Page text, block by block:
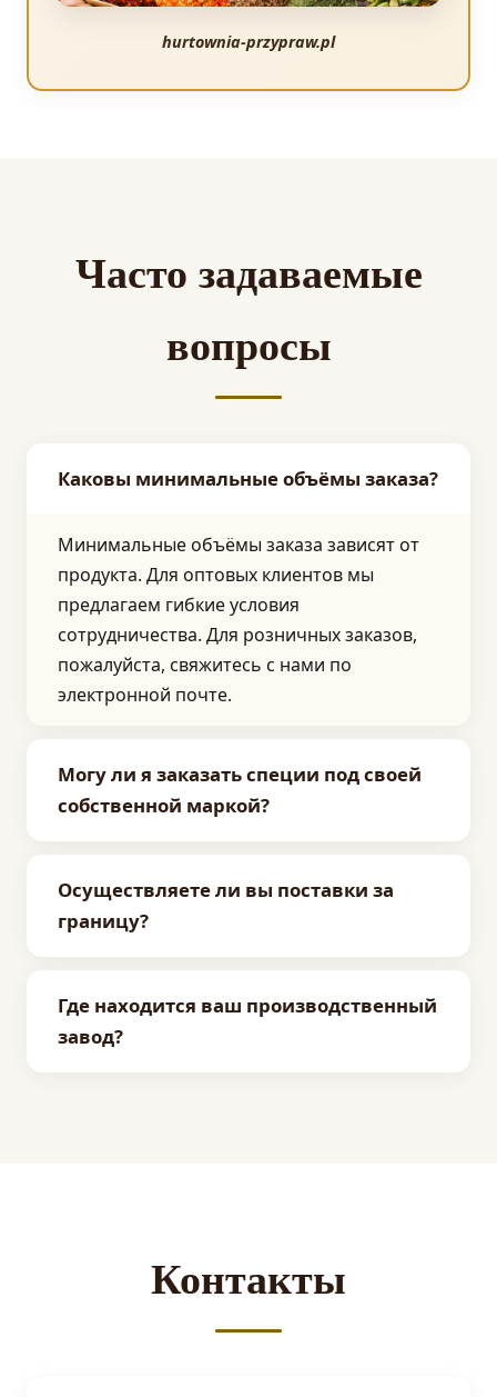
hurtownia-przypraw.pl
Часто задаваемые
вопросы
Каковы минимальные объёмы заказа?
Минимальные объёмы заказа зависят от
продукта. Для оптовых клиентов мы
предлагаем гибкие условия
сотрудничества. Для розничных заказов,
пожалуйста, свяжитесь с нами по
электронной почте.
Могу ли я заказать специи под своей
собственной маркой?
частной маркой. Просто предоставьте
дизайн этикетки или упаковки, и мы
позаботимся об остальном.
Осуществляете ли вы поставки за
границу?
зарубежные рынки. Мы имеем опыт
обслуживания клиентов со всей Европы.
Где находится ваш производственный
завод?
Контакты